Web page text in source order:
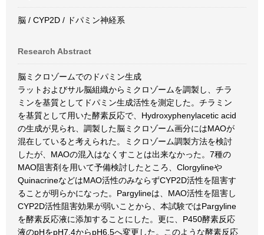
脳 / CYP2D / ドパミン神経系
Research Abstract
脳ミクロゾームでのドパミン生成
ラットおよびサル脳組織からミクロゾームを調製し、チラ
ミンを基質としてドパミン生成活性を測定した。チラミン
を基質として用いた酵素反応で、Hydroxyphenylacetic acid
の生成が見られ、調製した脳ミクロゾーム画分にはMAOが
混在していると考えられた。ミクロゾーム調製方法を検討
したが、MAOの混入はなくすことは出来なかった。7種の
MAO阻害剤を用いて予備検討したところ、Clorgylineや
QuinacrineなどはMAO活性のみならずCYP2D活性を阻害す
ることが明らかになった。Pargylineは、MAO活性を阻害し
CYP2D活性阻害効果が弱いことから、本試験ではPargyline
を酵素反応液に添加することにした。更に、P450酵素反応
液のpHをpH7.4からpH6.5へ変更した。このような酵素反応